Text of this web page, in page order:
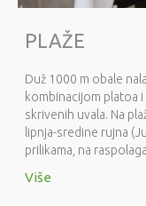
PLAŽE
Duž 1000 m obale
kombinacijom platoa
skrivenih uvala. Na
lipnja-sredine rujna
prilikama, na
Više